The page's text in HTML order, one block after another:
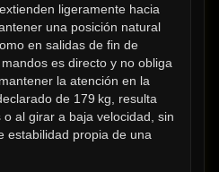
ligeramente hacia
una posición natural
en salidas de fin de
es directo y no obliga
la atención en la
de 179 kg, resulta
al girar a baja velocidad, sin
estabilidad propia de una